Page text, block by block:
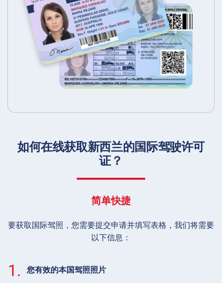
如何在线获取新西兰的国际驾驶许可
证？
简单快捷
要获取国际驾照，您需要提交申请并填写表格，我们将需要
以下信息：
1. 您有效的本国驾照照片